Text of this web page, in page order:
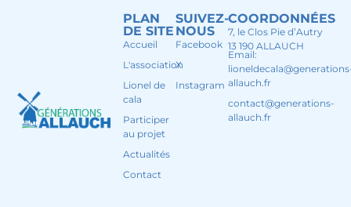
SUIVEZ-
NOUS
Facebook
X
Instagram
PLAN
DE SITE
Accueil
L'association
Lionel de
cala
Participer
au projet
Actualités
Contact
COORDONNÉES
7, le Clos Pie d’Autry
13 190 ALLAUCH
Email:
allauch.fr
contact@generations-
allauch.fr